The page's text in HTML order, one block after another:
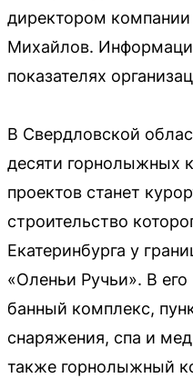
директором компании
Михайлов.
показателях
В Свердловской
десяти горнолыжных
проектов станет
строительство
Екатеринбурга у
«Оленьи Ручьи». В
банный комплекс,
снаряжения, спа и
также горнолыжный